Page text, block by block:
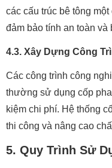
các cấu trúc bê tông
đảm bảo tính an toàn
4.3. Xây Dựng Công
Các công trình công
thường sử dụng cốp
kiệm chi phí. Hệ thống
thi công và nâng cao
5. Quy Trình Sử